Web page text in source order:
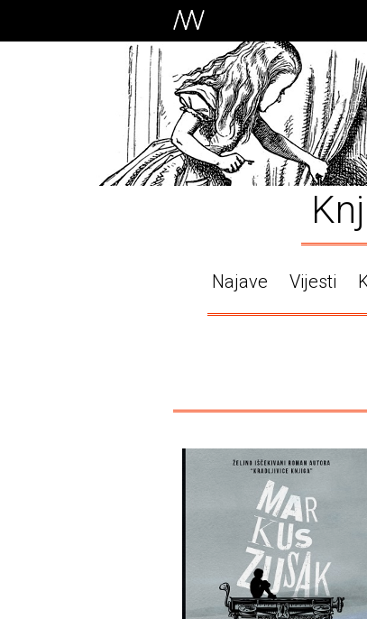
Najave Vijesti